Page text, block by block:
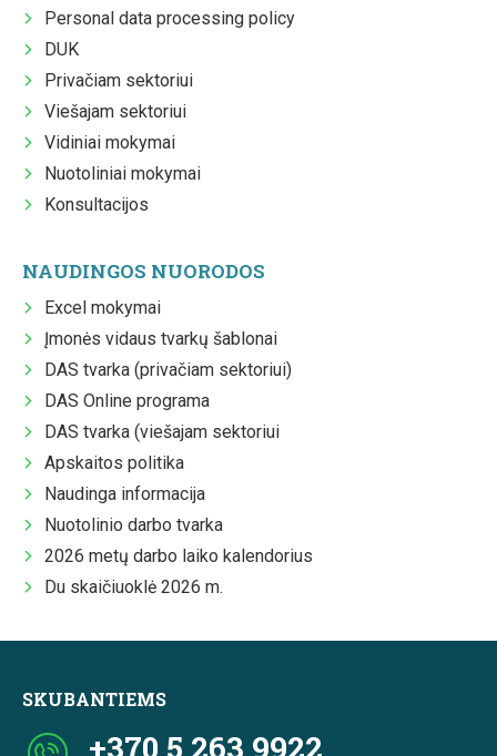
Personal data processing policy
DUK
Privačiam sektoriui
Viešajam sektoriui
Vidiniai mokymai
Nuotoliniai mokymai
Konsultacijos
NAUDINGOS NUORODOS
Excel mokymai
Įmonės vidaus tvarkų šablonai
DAS tvarka (privačiam sektoriui)
DAS Online programa
DAS tvarka (viešajam sektoriui
Apskaitos politika
Naudinga informacija
Nuotolinio darbo tvarka
2026 metų darbo laiko kalendorius
Du skaičiuoklė 2026 m.
SKUBANTIEMS
+370 5 263 9922